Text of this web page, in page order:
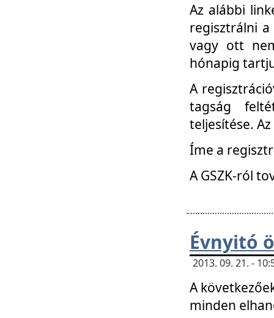
Az alábbi
regisztrálni
vagy ott
hónapig
A
tagság
teljesítése.
Íme a
A GSZK-ról
Évnyitó
2013. 09. 21. -
A
minden